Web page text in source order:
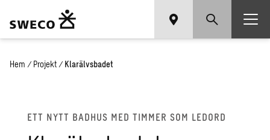
Hem / Projekt / Klarälvsbadet
ETT NYTT BAD­HUS MED TIM­MER SOM LED­ORD